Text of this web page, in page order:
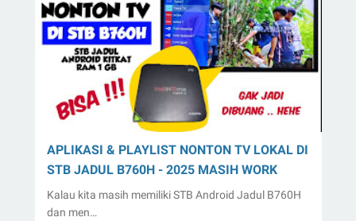
APLIKASI & PLAYLIST NONTON TV LOKAL DI
STB JADUL B760H - 2025 MASIH WORK
Kalau kita masih memiliki STB Android Jadul B760H
dan men…